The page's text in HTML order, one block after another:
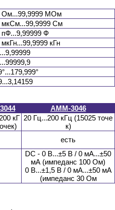
Ом...99,9999 МОм
мкСм...99,9999 См
пФ...9,99999 Ф
кГн
АММ-3046
кГ 20 Гц...200 кГц (15025 точе
к)
есть
DC - 0 В...±5 В / 0 мА...±50
мА (импеданс 100 Ом)
0 В...±1,5 В / 0 мА...±50 мА
(импеданс 30 Ом